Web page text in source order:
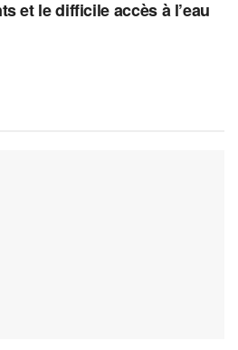
et le difficile accès à l’eau